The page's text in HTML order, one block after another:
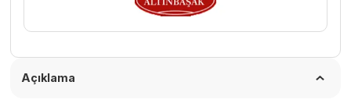
Açıklama